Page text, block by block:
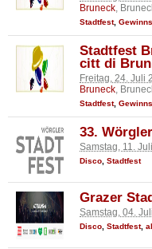
Bruneck ,
Stadtfest,
Stadtfest
citt di
Freitag, 24. Juli
Bruneck,
Stadtfest,
33.
Samstag, 11.
Disco, Stadtfest
Grazer
Samstag, 04.
Disco, Stadtfest,